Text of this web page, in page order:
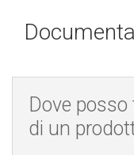
Dove
di un